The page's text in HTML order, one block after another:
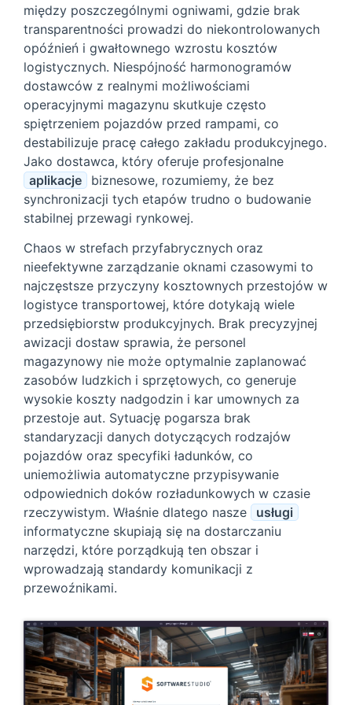
między poszczególnymi ogniwami, gdzie brak
transparentności prowadzi do niekontrolowanych
opóźnień i gwałtownego wzrostu kosztów
logistycznych. Niespójność harmonogramów
dostawców z realnymi możliwościami
operacyjnymi magazynu skutkuje często
spiętrzeniem pojazdów przed rampami, co
destabilizuje pracę całego zakładu produkcyjnego.
Jako dostawca, który oferuje profesjonalne
aplikacje
biznesowe, rozumiemy, że bez
synchronizacji tych etapów trudno o budowanie
stabilnej przewagi rynkowej.
Chaos w strefach przyfabrycznych oraz
nieefektywne zarządzanie oknami czasowymi to
najczęstsze przyczyny kosztownych przestojów w
logistyce transportowej, które dotykają wiele
przedsiębiorstw produkcyjnych. Brak precyzyjnej
awizacji dostaw sprawia, że personel
magazynowy nie może optymalnie zaplanować
zasobów ludzkich i sprzętowych, co generuje
wysokie koszty nadgodzin i kar umownych za
przestoje aut. Sytuację pogarsza brak
standaryzacji danych dotyczących rodzajów
pojazdów oraz specyfiki ładunków, co
uniemożliwia automatyczne przypisywanie
odpowiednich doków rozładunkowych w czasie
rzeczywistym. Właśnie dlatego nasze
usługi
informatyczne skupiają się na dostarczaniu
narzędzi, które porządkują ten obszar i
wprowadzają standardy komunikacji z
przewoźnikami.